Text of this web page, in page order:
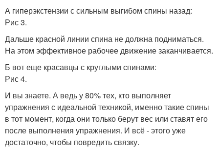
А гиперэкстензии с сильным выгибом спины назад:
Рис 3.
Дальше красной линии спина не должна подниматься.
На этом эффективное рабочее движение заканчивается.
Б вот еще красавцы с круглыми спинами:
Рис 4.
И вы знаете. А ведь у 80% тех, кто выполняет
упражнения с идеальной техникой, именно такие спины
в тот момент, когда они только берут вес или ставят его
после выполнения упражнения. И всё - этого уже
достаточно, чтобы повредить связку.